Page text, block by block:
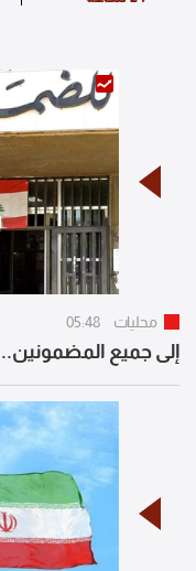
محليات 05:48
إلى جميع المضمونين..